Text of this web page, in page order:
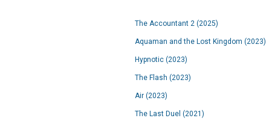
The Accountant 2 (2025)
Aquaman and the Lost Kingdom (2023)
Hypnotic (2023)
The Flash (2023)
Air (2023)
The Last Duel (2021)